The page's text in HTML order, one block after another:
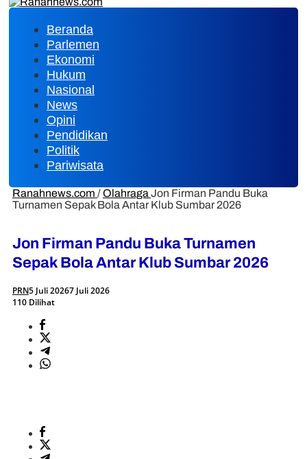
Beranda
Parlemen
Ekonomi
Hukum
Nasional
News
Opini
Pendidikan
Politik
Pariwisata
Ranahnews.com /Olahraga Jon Firman Pandu Buka
Turnamen Sepak Bola Antar Klub Sumbar 2026
Jon Firman Pandu Buka Turnamen
Sepak Bola Antar Klub Sumbar 2026
PRN5 Juli 20267 Juli 2026
110 Dilihat